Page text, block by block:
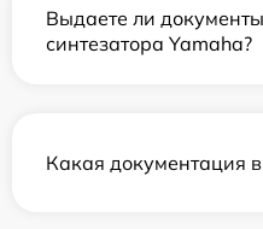
Выдаете ли
синтезатора Yamaha?
Какая документация